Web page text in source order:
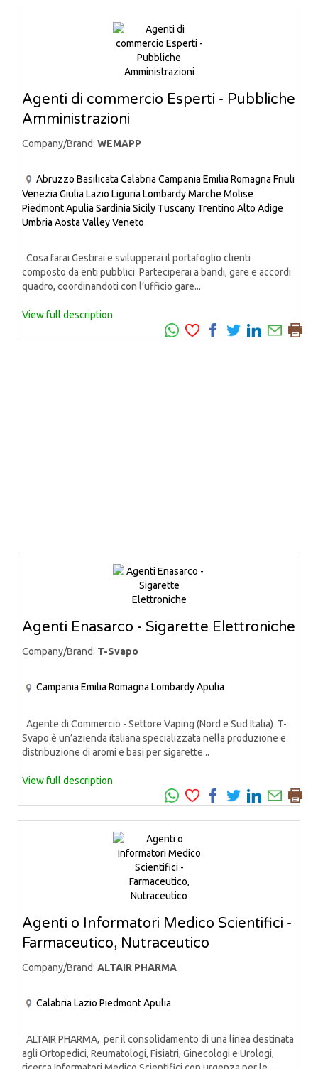
Agenti di commercio Esperti - Pubbliche
Amministrazioni
Company/Brand: WEMAPP
Abruzzo Basilicata Calabria Campania Emilia Romagna Friuli
Venezia Giulia Lazio Liguria LombardyMarche Molise
PiedmontApulia Sardinia Sicily Tuscany Trentino Alto Adige
Umbria Aosta ValleyVeneto
Cosa farai Gestirai e svilupperai il portafoglio clienti
composto da enti pubblici Parteciperai a bandi, gare e accordi
quadro, coordinandoti con l’ufficio gare...
View full description
Agenti Enasarco - Sigarette Elettroniche
Company/Brand: T-Svapo
Campania Emilia Romagna LombardyApulia
Agente di Commercio - Settore Vaping (Nord e Sud Italia) T-
Svapo è un’azienda italiana specializzata nella produzione e
distribuzione di aromi e basi per sigarette...
View full description
Agenti o Informatori Medico Scientifici -
Farmaceutico, Nutraceutico
Company/Brand: ALTAIR PHARMA
Calabria Lazio PiedmontApulia
ALTAIR PHARMA, per il consolidamento di una linea destinata
agli Ortopedici, Reumatologi, Fisiatri, Ginecologi e Urologi,